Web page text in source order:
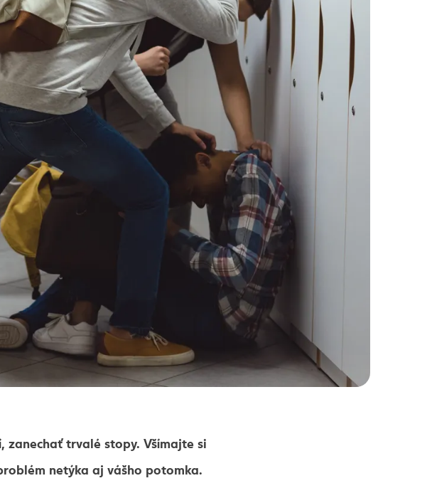
zanechať trvalé stopy. Všímajte si
netýka aj vášho potomka.